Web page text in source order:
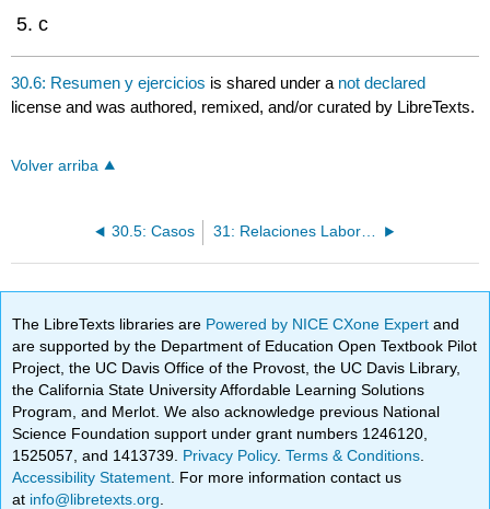
c
30.6: Resumen y ejercicios is shared under a not declared
license and was authored, remixed, and/or curated by LibreTexts.
Volver arriba
30.5: Casos 31: Relaciones Laborales y Gerenciales
The LibreTexts libraries are Powered by NICE CXone Expertand
are supported by the Department of Education Open Textbook Pilot
Project, the UC Davis Office of the Provost, the UC Davis Library,
the California State University Affordable Learning Solutions
Program, and Merlot. We also acknowledge previous National
Science Foundation support under grant numbers 1246120,
1525057, and 1413739. Privacy Policy.Terms & Conditions
Accessibility Statement . For more information contact us
at info@libretexts.org